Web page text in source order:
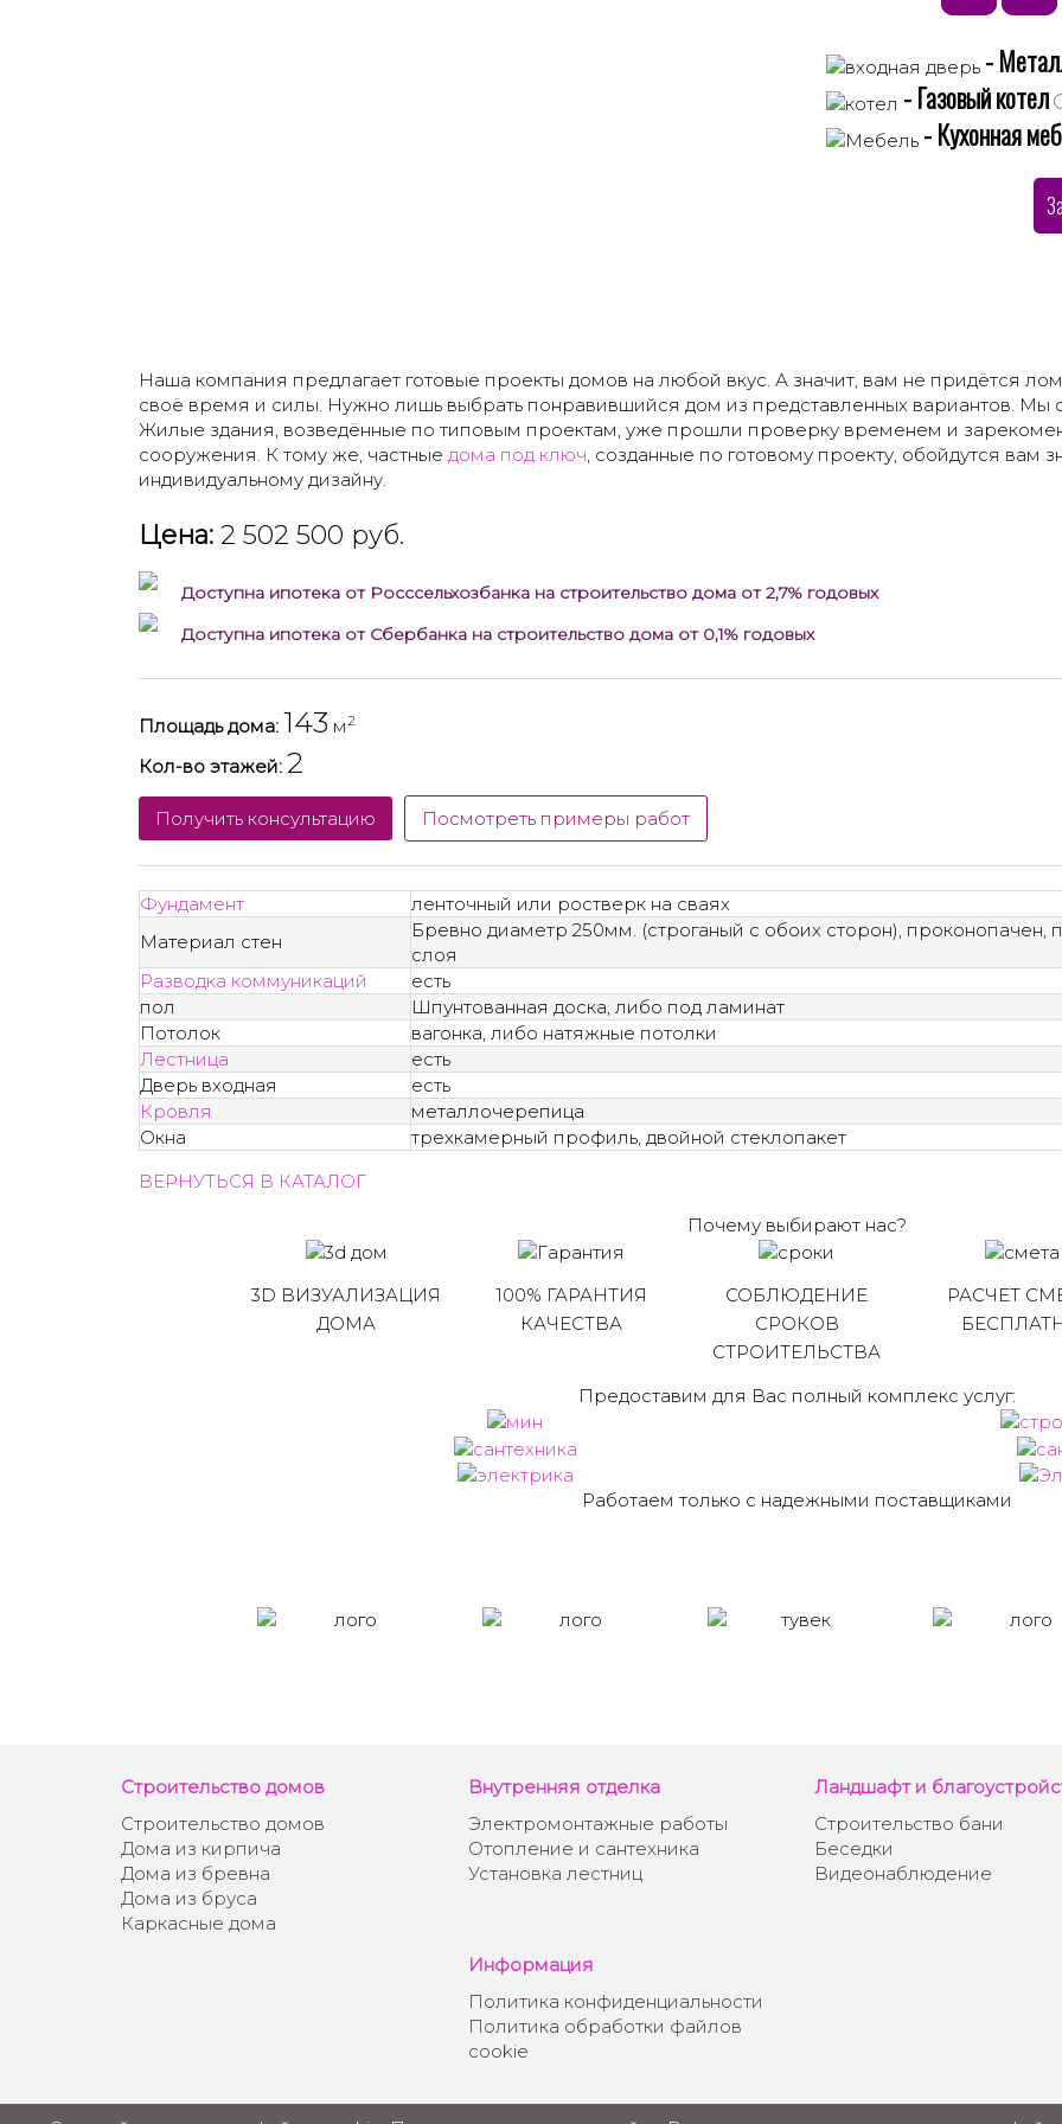
-
- Газовый котел
- Кухонная
Наша компания предлагает готовые проекты домов на любой вкус. А значит, вам не придётся
своё время и силы. Нужно лишь выбрать понравившийся дом из представленных вариантов. Мы
Жилые здания, возведённые по типовым проектам, уже прошли проверку временем и
сооружения. К тому же, частные дома под ключ, созданные по готовому проекту, обойдутся вам
индивидуальному дизайну.
Цена: 2 502 500 руб.
Доступна ипотека от Росссельхозбанка на строительство дома от 2,7% годовых
Доступна ипотека от Сбербанка на строительство дома от 0,1% годовых
Площадь дома: 143 м2
Кол-во этажей: 2
Получить консультацию Посмотреть примеры работ
Фундамент
ленточный или ростверк на сваях
Материал стен
Бревно диаметр 250мм. (строганый с обоих сторон), проконопачен,
слоя
Разводка коммуникаций
есть
пол
Шпунтованная доска, либо под ламинат
Потолок
вагонка, либо натяжные потолки
Лестница
есть
Дверь входная
есть
Кровля
металлочерепица
Окна
трехкамерный профиль, двойной стеклопакет
ВЕРНУТЬСЯ В КАТАЛОГ
Почему выбирают нас?
3D ВИЗУАЛИЗАЦИЯ
ДОМА
100% ГАРАНТИЯ
КАЧЕСТВА
СОБЛЮДЕНИЕ
СРОКОВ
СТРОИТЕЛЬСТВА
РАСЧЕТ
Предоставим для Вас полный комплекс услуг:
Работаем только с надежными поставщиками
Строительство домов
Строительство домов
Дома из кирпича
Дома из бревна
Дома из бруса
Каркасные дома
Внутренняя отделка
Электромонтажные работы
Отопление и сантехника
Установка лестниц
Ландшафт и
Строительство бани
Беседки
Видеонаблюдение
Информация
Политика конфиденциальности
Политика обработки файлов
cookie